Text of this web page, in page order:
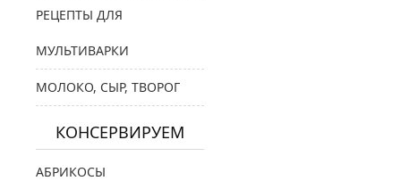
РЕЦЕПТЫ ДЛЯ
МУЛЬТИВАРКИ
МОЛОКО, СЫР, ТВОРОГ
КОНСЕРВИРУЕМ
АБРИКОСЫ